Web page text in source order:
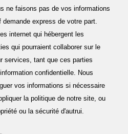
ne faisons pas de vos informations
express de votre part.
internet qui hébergent les
qui pourraient collaborer sur le
services, tant que ces parties
confidentielle. Nous
vos informations si nécessaire
la politique de notre site, ou
ou la sécurité d'autrui.